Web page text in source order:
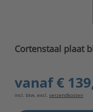
Cortenstaal plaat
vanaf€
incl. btw, excl. verzendkosten